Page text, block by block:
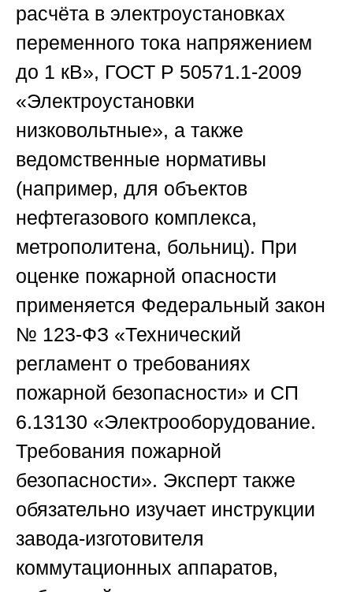
расчёта в электроустановках
переменного тока напряжением
до 1 кВ», ГОСТ Р 50571.1-2009
«Электроустановки
низковольтные», а также
ведомственные нормативы
(например, для объектов
нефтегазового комплекса,
метрополитена, больниц). При
оценке пожарной опасности
применяется Федеральный закон
№ 123-ФЗ «Технический
регламент о требованиях
пожарной безопасности» и СП
6.13130 «Электрооборудование.
Требования пожарной
безопасности». Эксперт также
обязательно изучает инструкции
завода-изготовителя
коммутационных аппаратов,